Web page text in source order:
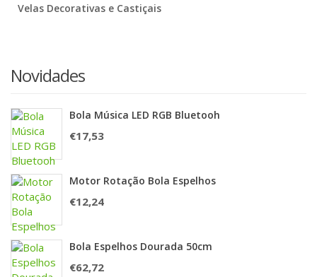
Velas Decorativas e Castiçais
Novidades
Bola Música LED RGB Bluetooh
€17,53
Motor Rotação Bola Espelhos
€12,24
Bola Espelhos Dourada 50cm
€62,72